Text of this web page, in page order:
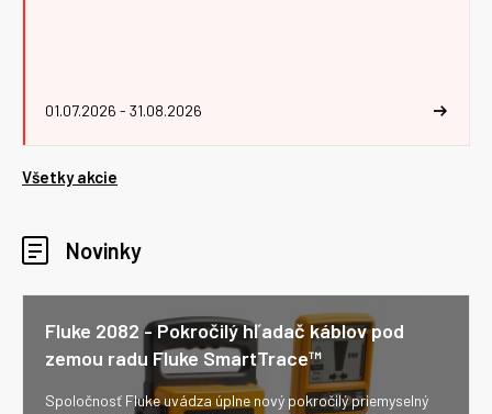
01.07.2026 - 31.08.2026
Všetky akcie
Novinky
Fluke 2082 - Pokročilý hľadač káblov pod
zemou radu Fluke SmartTrace™
Spoločnosť Fluke uvádza úplne nový pokročilý priemyselný